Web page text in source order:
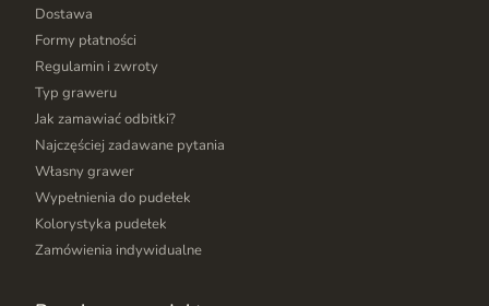
Dostawa
Formy płatności
Regulamin i zwroty
Typ graweru
Jak zamawiać odbitki?
Najczęściej zadawane pytania
Własny grawer
Wypełnienia do pudełek
Kolorystyka pudełek
Zamówienia indywidualne